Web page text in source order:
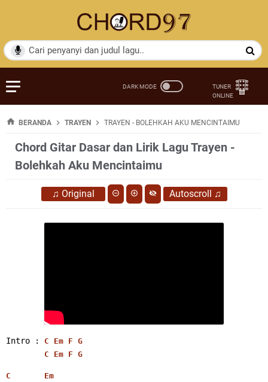
BERANDA TRAYEN TRAYEN - BOLEHKAH AKU MENCINTAIMU
Chord Gitar Dasar dan Lirik Lagu Trayen -
Bolehkah Aku Mencintaimu
♫ Original Autoscroll ♫
Intro : C Em F G
C
Em F G
C Em